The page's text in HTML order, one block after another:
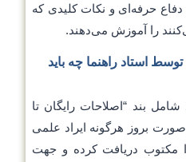
دفاع حرفه‌ای و نکات کلیدی که
را آموزش می‌دهند.
استاد راهنما چه باید
بند “اصلاحات رایگان تا
صورت بروز هرگونه ایراد علمی
مکتوب دریافت کرده و جهت